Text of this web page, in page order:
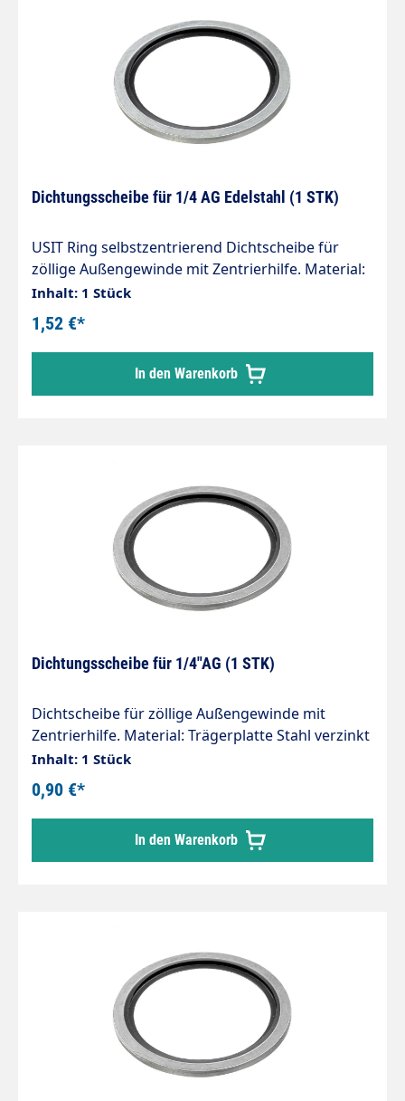
Dichtungsscheibe für 1/4 AG Edelstahl (1 STK)
USIT Ring selbstzentrierend Dichtscheibe für
zöllige Außengewinde mit Zentrierhilfe. Material:
Trägerplatte Edelstahl mit anvulkanisierter
Dichtlippe
Inhalt: 1 Stück
1,52 €*
In den Warenkorb
Dichtungsscheibe für 1/4"AG (1 STK)
Dichtscheibe für zöllige Außengewinde mit
Zentrierhilfe. Material: Trägerplatte Stahl verzinkt
mit anvulkanisierter Dichtlippe
Inhalt: 1 Stück
0,90 €*
In den Warenkorb